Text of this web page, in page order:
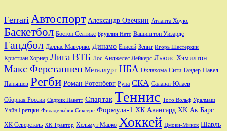
Ferrari Автоспорт Александр Овечкин Атланта Хоукс
Баскетбол Бостон Селтикс Бруклин Нетс Вашингтон Уизардс
Гандбол Даллас Маверикс Динамо Енисей Зенит Игорь Шестеркин
Кристиан Хорнер Лига ВТБ Лос-Анджелес Лейкерс Льюис Хэмилтон
Макс Ферстаппен Металлург НБА Оклахома-Сити Тандер Павел
Панышев Регби Роман Ротенберг Руна СКА Салават Юлаев
Сборная России Седрик Пакетт Спартак Теннис Тото Вольф Уралмаш
Уэйн Гретцки Филадельфия Сиксерс Формула-1 ХК Авангард ХК Ак Барс
ХК Северсталь ХК Трактор Хельмут Марко Хоккей Цмоки-Минск Шарль